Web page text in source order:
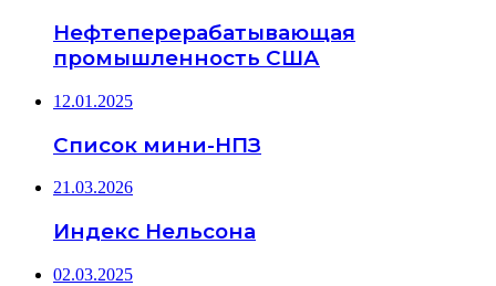
Нефтеперерабатывающая
промышленность США
12.01.2025
Список мини-НПЗ
21.03.2026
Индекс Нельсона
02.03.2025